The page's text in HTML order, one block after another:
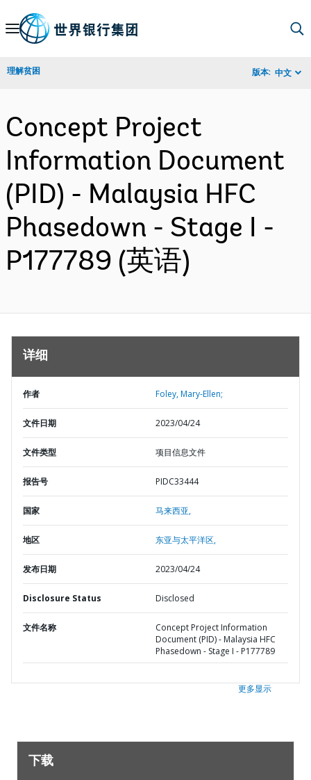
Skip
Navigation
理解贫困 版本: 中文
Concept Project
Information Document
(PID) - Malaysia HFC
Phasedown - Stage I -
P177789 (英语)
详细
作者 Foley, Mary-Ellen;
文件日期 2023/04/24
文件类型 项目信息文件
报告号 PIDC33444
国家 马来西亚,
地区 东亚与太平洋区,
发布日期 2023/04/24
Disclosure Status Disclosed
文件名称
Concept Project Information
Document (PID) - Malaysia HFC
Phasedown - Stage I - P177789
更多显示
下载